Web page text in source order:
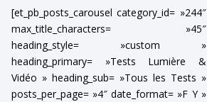
[et_pb_posts_carousel category_id= »244″
max_title_characters= »45″
heading_style= »custom »
heading_primary= »Tests Lumière &
Vidéo » heading_sub= »Tous les Tests »
posts_per_page= »4″ date_format= »F Y »